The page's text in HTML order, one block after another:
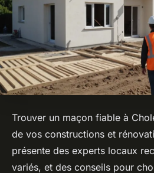
Trouver un maçon fiable à
de vos constructions et
présente des experts locaux
variés, et des conseils pour